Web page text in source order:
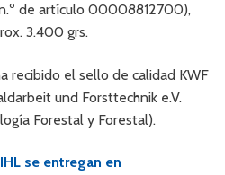
de artículo 00008812700),
3.400 grs.
recibido el sello de calidad KWF
und Forsttechnik e.V.
Forestal y Forestal).
se entregan en